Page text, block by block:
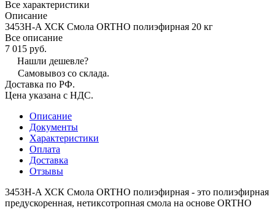
Все характеристики
Описание
3453Н-A ХСК Смола ORTHO полиэфирная 20 кг
Все описание
7 015 руб.
Нашли дешевле?
Самовывоз со склада.
Доставка по РФ.
Цена указана с НДС.
Описание
Документы
Характеристики
Оплата
Доставка
Отзывы
3453Н-A ХСК Смола ORTHO полиэфирная - это полиэфирная
предускоренная, нетиксотропная смола на основе ORTHO